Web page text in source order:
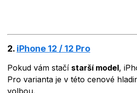
2. iPhone 12 / 12 Pro
Pokud vám stačí starší model,
Pro varianta je v této cenové
volbou.